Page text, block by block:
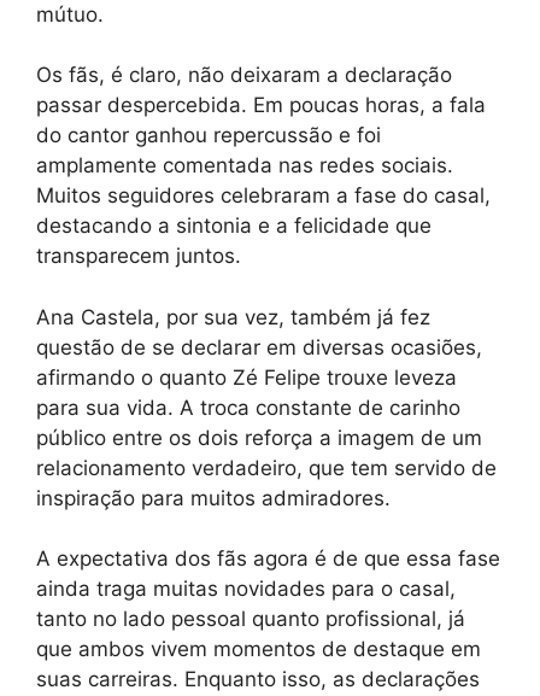
mútuo.
Os fãs, é claro, não deixaram a declaração
passar despercebida. Em poucas horas, a fala
do cantor ganhou repercussão e foi
amplamente comentada nas redes sociais.
Muitos seguidores celebraram a fase do casal,
destacando a sintonia e a felicidade que
transparecem juntos.
Ana Castela, por sua vez, também já fez
questão de se declarar em diversas ocasiões,
afirmando o quanto Zé Felipe trouxe leveza
para sua vida. A troca constante de carinho
público entre os dois reforça a imagem de um
relacionamento verdadeiro, que tem servido de
inspiração para muitos admiradores.
A expectativa dos fãs agora é de que essa fase
ainda traga muitas novidades para o casal,
tanto no lado pessoal quanto profissional, já
que ambos vivem momentos de destaque em
suas carreiras. Enquanto isso, as declarações